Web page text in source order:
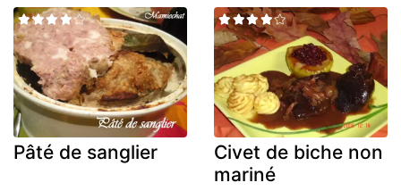
Pâté de sanglier
Civet de biche non
mariné